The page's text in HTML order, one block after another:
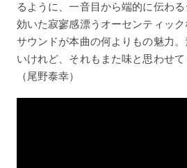
るように、一音目から端的に伝わ
効いた寂寥感漂うオーセンティック
サウンドが本曲の何よりもの魅力
いけれど、それもまた味と思わせて
（尾野泰幸）